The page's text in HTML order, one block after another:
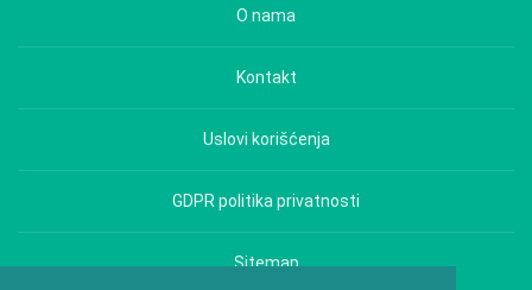
O nama
Kontakt
Uslovi korišćenja
GDPR politika privatnosti
Sitemap